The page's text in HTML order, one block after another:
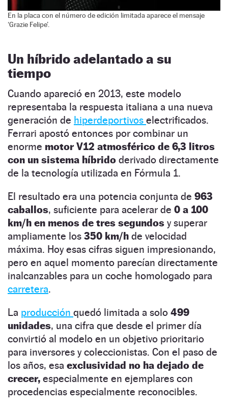
En la placa con el número de edición limitada aparece el mensaje
‘Grazie Felipe’.
Un híbrido adelantado a su
tiempo
Cuando apareció en 2013, este modelo
representaba la respuesta italiana a una nueva
generación de hiperdeportivos electrificados.
Ferrari apostó entonces por combinar un
enorme motor V12 atmosférico de 6,3 litros
con un sistema híbrido derivado directamente
de la tecnología utilizada en Fórmula 1.
El resultado era una potencia conjunta de 963
caballos, suficiente para acelerar de 0 a 100
km/h en menos de tres segundos y superar
ampliamente los 350 km/h de velocidad
máxima. Hoy esas cifras siguen impresionando,
pero en aquel momento parecían directamente
inalcanzables para un coche homologado para
carretera.
La producción quedó limitada a solo 499
unidades, una cifra que desde el primer día
convirtió al modelo en un objetivo prioritario
para inversores y coleccionistas. Con el paso de
los años, esa exclusividad no ha dejado de
crecer, especialmente en ejemplares con
procedencias especialmente reconocibles.